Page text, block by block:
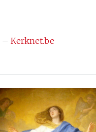
– Kerknet.be